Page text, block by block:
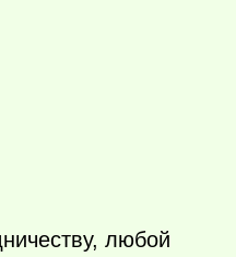
любой